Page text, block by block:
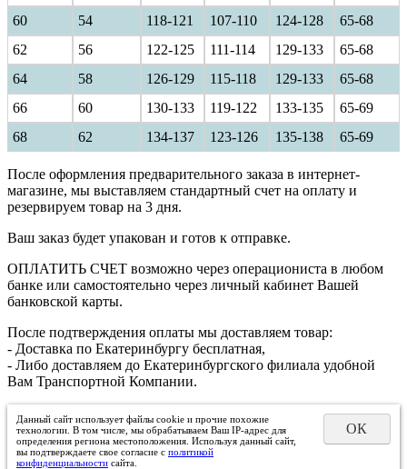
60
54 118-121 107-110 124-128
65-68
62
56 122-125 111-114 129-133
65-68
64
58 126-129 115-118 129-133
65-68
66
60 130-133 119-122 133-135
65-69
68
62 134-137 123-126 135-138 65-69
После оформления предварительного заказа в интернет-
магазине, мы выставляем стандартный счет на оплату и
резервируем товар на 3 дня.
Ваш заказ будет упакован и готов к отправке.
ОПЛАТИТЬ СЧЕТ возможно через операциониста в любом
банке или самостоятельно через личный кабинет Вашей
банковской карты.
После подтверждения оплаты мы доставляем товар:
- Доставка по Екатеринбургу бесплатная,
- Либо доставляем до Екатеринбургского филиала удобной
Вам Транспортной Компании.
Данный сайт использует файлы cookie и прочие похожие
технологии. В том числе, мы обрабатываем Ваш IP-адрес для
определения региона местоположения. Используя данный сайт,
вы подтверждаете свое согласие с политикой
конфиденциальности сайта.
ОК